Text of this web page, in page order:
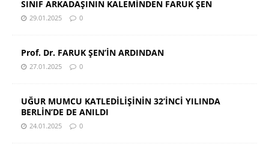
SINIF ARKADAŞININ KALEMİNDEN FARUK ŞEN
29.01.2025 0
Prof. Dr. FARUK ŞEN’İN ARDINDAN
27.01.2025 0
UĞUR MUMCU KATLEDİLİŞİNİN 32’İNCİ YILINDA
BERLİN’DE DE ANILDI
24.01.2025 0